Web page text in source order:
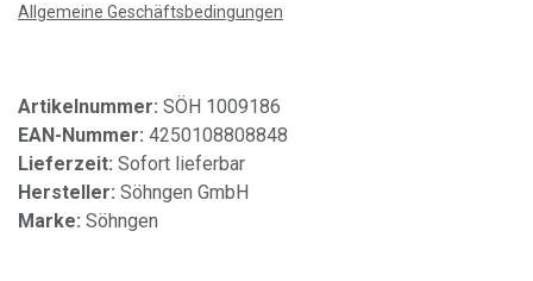
Allgemeine Geschäftsbedingungen
Artikelnummer: SÖH 1009186
EAN-Nummer: 4250108808848
Lieferzeit: Sofort lieferbar
Hersteller: Söhngen GmbH
Marke: Söhngen